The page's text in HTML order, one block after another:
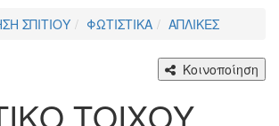
ΣΠΙΤΙΟΥ ΦΩΤΙΣΤΙΚΑ ΑΠΛΙΚΕΣ
Κοινοποίηση
ΤΟΙΧΟΥ